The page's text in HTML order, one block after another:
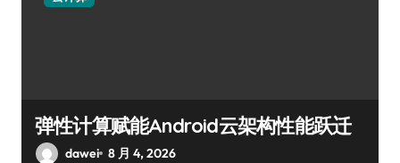
弹性计算赋能Android云架构性能跃迁
dawei 8 月 4, 2026